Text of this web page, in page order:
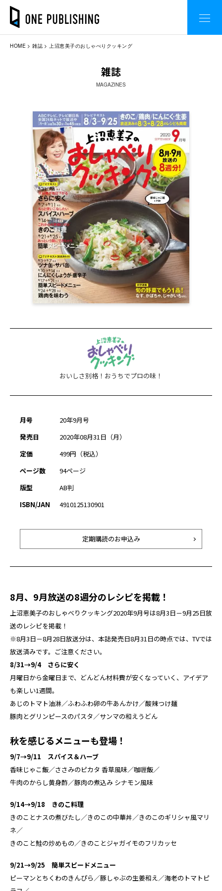
HOME 雑誌 上沼恵美子のおしゃべりクッキング
雑誌
MAGAZINES
おいしさ別格！おうちでプロの味！
月号
20年9月号
発売日
2020年08月31日（月）
定価
499円（税込）
ページ数
94ページ
版型
AB判
ISBN/JAN
4910125130901
定期購読のお申込み
8月、9月放送の8週分のレシピを掲載！
上沼恵美子のおしゃべりクッキング2020年9月号は8月3日－9月25日放
送のレシピを掲載！
※8月3日－8月28日放送分は、本誌発売日8月31日の時点では、TVでは
放送済みです。ご注意ください。
8/31→9/4 さらに安く
月曜日から金曜日まで、どんどん材料費が安くなっていく、アイデア
も楽しい1週間。
あじのトマト油淋／ふわふわ卵の牛あんかけ／酸辣つけ麺
豚肉とグリンピースのパスタ／サンマの和えうどん
秋を感じるメニューも登場！
9/7→9/11 スパイス＆ハーブ
香味じゃこ飯／ささみのピカタ 香草風味／咖喱飯／
牛肉のからし黄身酢／豚肉の煮込み シナモン風味
9/14→9/18 きのこ料理
きのことナスの煮びたし／きのこの中華丼／きのこのギリシャ風マリ
ネ／
きのこと鮭の炒めもの／きのことジャガイモのフリカッセ
9/21→9/25 簡単スピードメニュー
ピーマンとちくわのきんぴら／豚しゃぶの生姜和え／海老のトマトピ